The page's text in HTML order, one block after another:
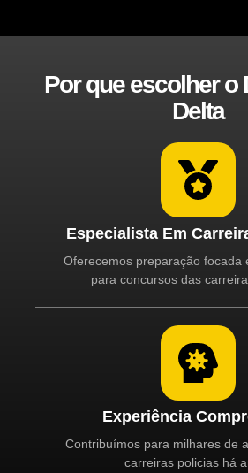
Por que escolher o
Delta
Especialista Em
Oferecemos preparação focada
para concursos das
Experiência
Contribuímos para milhares de
carreiras policias há